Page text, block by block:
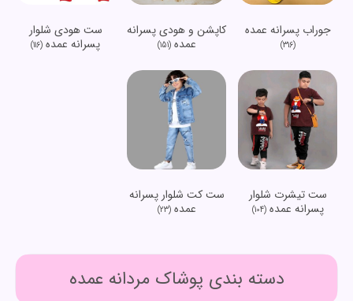
جوراب پسرانه عمده
(316)
کاپشن و هودی پسرانه
عمده(151)
ست هودی شلوار
پسرانه عمده (116)
ست تیشرت شلوار
پسرانه عمده(104)
ست کت شلوار پسرانه
عمده(23)
دسته بندی پوشاک مردانه عمده